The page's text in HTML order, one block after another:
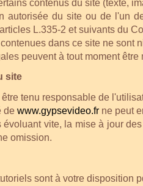
contenus du site (texte,
autorisée du site ou de l'un
L.335-2 et suivants du
dans ce site ne
peuvent à tout moment être
site
être tenu responsable de
de www.gypsevideo.fr ne peut
évoluant vite, la mise à jour
omission.
sont à votre disposition